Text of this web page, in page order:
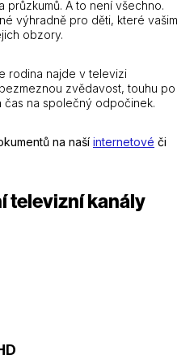
A to není všechno.
výhradně pro děti, které vašim
obzory.
rodina najde v televizi
zvědavost, touhu po
na společný odpočinek.
na naší internetové či
televizní kanály